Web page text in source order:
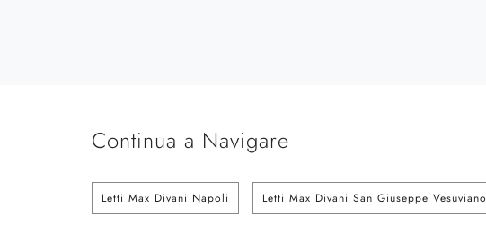
Continua a Navigare
Letti Max Divani Napoli Letti Max Divani San Giuseppe Vesuviano